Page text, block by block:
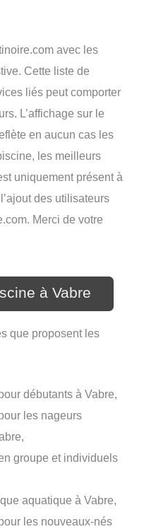
avec les
Cette liste de
liés peut comporter
L’affichage sur le
en aucun cas les
les meilleurs
uniquement présent à
des utilisateurs
Merci de votre
à Vabre
que proposent les
débutants à Vabre,
les nageurs
groupe et individuels
aquatique à Vabre,
les nouveaux-nés